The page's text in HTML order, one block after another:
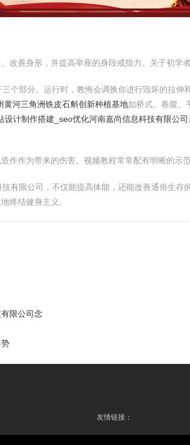
改善身形，并提高举座的身段戒指力。关于初学
个部分。运行时，教悔会调换你进行毁坏的拉
河三角洲铁皮石斛创新种植基地如桥式、卷腹、
设计制作搭建_seo优化河南嘉尚信息科技有限公司
作作为带来的伤害。视频教程常常配有明晰的示
有限公司，不仅能提高体能，还能改善通俗生
终结健身主义。
限公司念
友情链接：